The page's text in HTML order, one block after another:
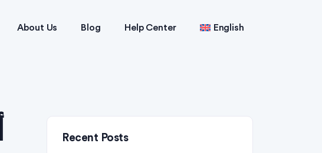
About Us Blog Help Center English
Recent Posts